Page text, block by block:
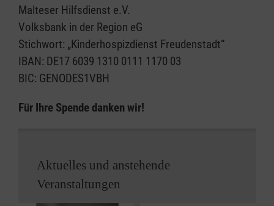
Malteser Hilfsdienst e.V.
Volksbank in der Region eG
Stichwort: „Kinderhospizdienst Freudenstadt“
IBAN: DE17 6039 1310 0111 1170 03
BIC: GENODES1VBH
Für Ihre Spende danken wir!
Aktuelles und anstehende
Veranstaltungen